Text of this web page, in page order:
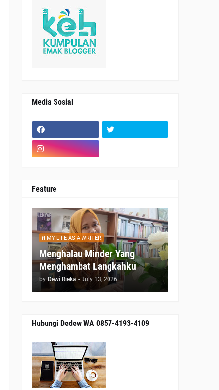
Media Sosial
Feature
MY LIFE AS A WRITER
Menghalau Minder Yang
Menghambat Langkahku
by Dewi Rieka - July 13, 2026
Hubungi Dedew WA 0857-4193-4109